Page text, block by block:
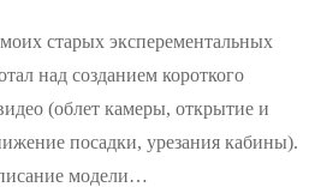
старых эксперементальных
над созданием короткого
(облет камеры, открытие и
посадки, урезания кабины).
модели…